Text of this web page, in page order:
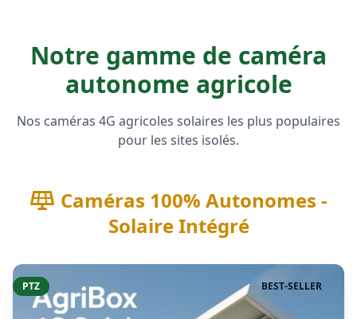
Notre gamme de caméra
autonome agricole
Nos caméras 4G agricoles solaires les plus populaires
pour les sites isolés.
Caméras 100% Autonomes -
Solaire Intégré
BEST-SELLER
PTZ